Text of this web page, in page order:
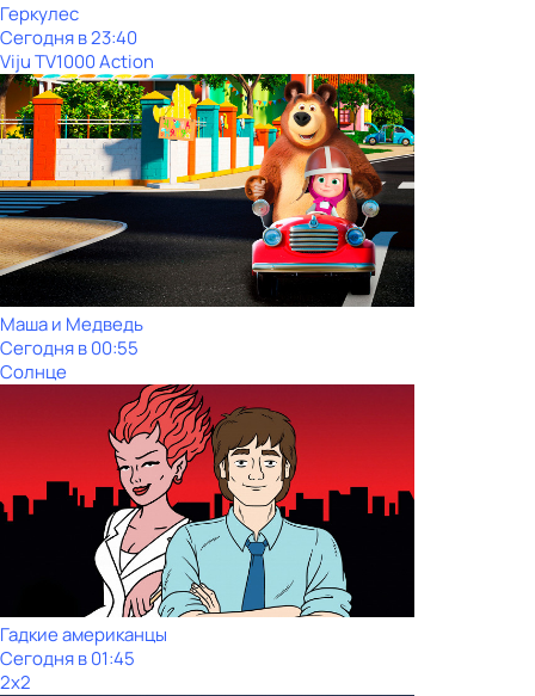
Геркулес
Сегодня в 23:40
Viju TV1000 Action
Маша и Медведь
Сегодня в 00:55
Солнце
Гадкие американцы
Сегодня в 01:45
2x2